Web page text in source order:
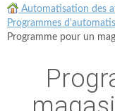
Automatisation des
Programmes
Programme pour un